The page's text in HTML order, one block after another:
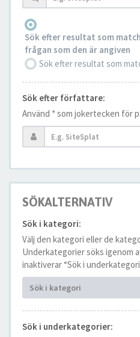
Sök efter resultat som
frågan som den är angiven
Sök efter resultat som
Sök efter författare:
Använd * som jokertecken för
SÖKALTERNATIV
Sök i kategori:
Välj den kategori eller de
Underkategorier söks igenom
inaktiverar “Sök i
Sök i kategori
Sök i underkategorier: